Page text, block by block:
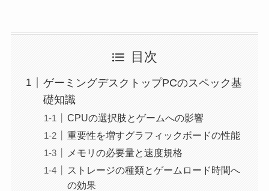
目次
ゲーミングデスクトップPCのスペック基
礎知識
CPUの選択肢とゲームへの影響
重要性を増すグラフィックボードの性能
メモリの必要量と速度規格
ストレージの種類とゲームロード時間へ
の効果